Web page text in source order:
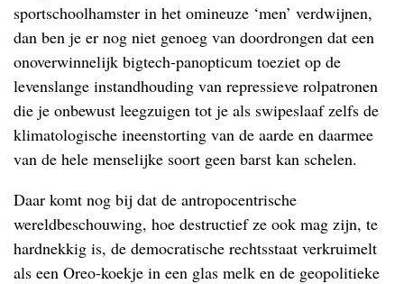
sportschoolhamster in het omineuze ‘men’ verdwijnen,
dan ben je er nog niet genoeg van doordrongen dat een
onoverwinnelijk bigtech-panopticum toeziet op de
levenslange instandhouding van repressieve rolpatronen
die je onbewust leegzuigen tot je als swipeslaaf zelfs de
klimatologische ineenstorting van de aarde en daarmee
van de hele menselijke soort geen barst kan schelen.
Daar komt nog bij dat de antropocentrische
wereldbeschouwing, hoe destructief ze ook mag zijn, te
hardnekkig is, de democratische rechtsstaat verkruimelt
als een Oreo-koekje in een glas melk en de geopolitieke